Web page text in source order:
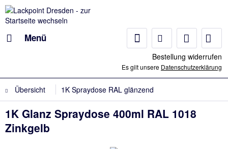
Menü
Bestellung widerrufen
Es gilt unsere Datenschutzerklärung
Übersicht 1K Spraydose RAL glänzend
1K Glanz Spraydose 400ml RAL 1018
Zinkgelb